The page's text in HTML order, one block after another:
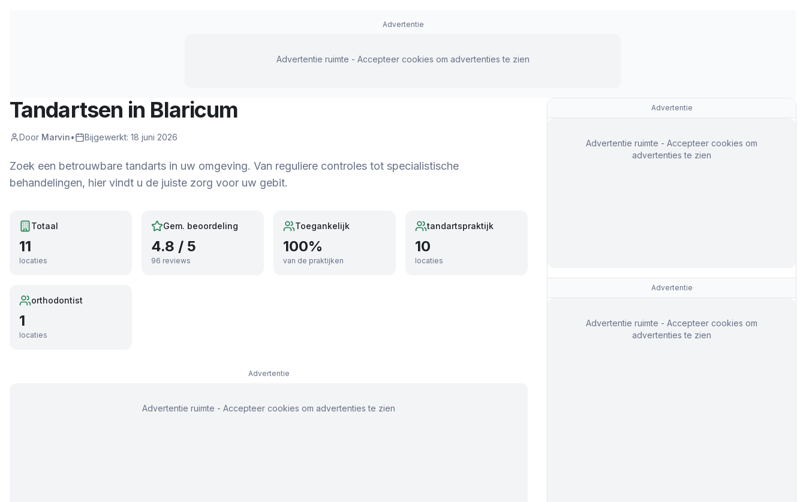
Advertentie
Advertentie ruimte - Accepteer cookies om advertenties te zien
Tandartsen in Blaricum
Door Marvin• Bijgewerkt: 18 juni 2026
Zoek een betrouwbare tandarts in uw omgeving. Van reguliere controles tot specialistische
behandelingen, hier vindt u de juiste zorg voor uw gebit.
Totaal
11
locaties
Gem. beoordeling
4.8 / 5
96 reviews
Toegankelijk
100%
van de praktijken
tandartspraktijk
10
locaties
orthodontist
1
locaties
Advertentie
Advertentie ruimte - Accepteer cookies om advertenties te zien
Advertentie
Advertentie ruimte - Accepteer cookies om
advertenties te zien
Advertentie
Advertentie ruimte - Accepteer cookies om
advertenties te zien